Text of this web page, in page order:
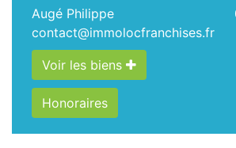
Augé Philippe
contact@immolocfranchises.fr
Voir les biens
Honoraires